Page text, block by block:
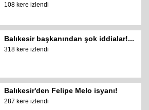
108 kere izlendi
Balıkesir başkanından şok iddialar!...
318 kere izlendi
Balıkesir'den Felipe Melo isyanı!
287 kere izlendi